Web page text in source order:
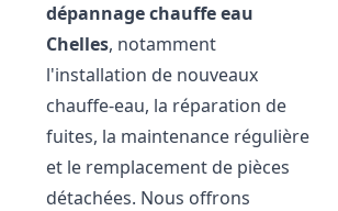
dépannage chauffe eau
Chelles, notamment
l'installation de nouveaux
chauffe-eau, la réparation de
fuites, la maintenance régulière
et le remplacement de pièces
détachées. Nous offrons